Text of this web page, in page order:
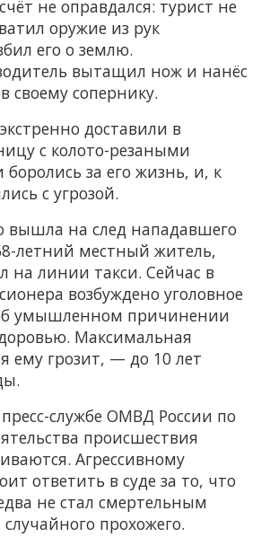
не оправдался: турист не
оружие из рук
его о землю.
вытащил нож и нанёс
своему сопернику.
доставили в
с колото-резаными
за его жизнь, и, к
с угрозой.
вышла на след нападавшего
летний местный житель,
на линии такси. Сейчас в
возбуждено уголовное
умышленном причинении
Максимальная
ему грозит, — до 10 лет
службе ОМВД России по
происшествия
Агрессивному
ответить в суде за то, что
не стал смертельным
прохожего.